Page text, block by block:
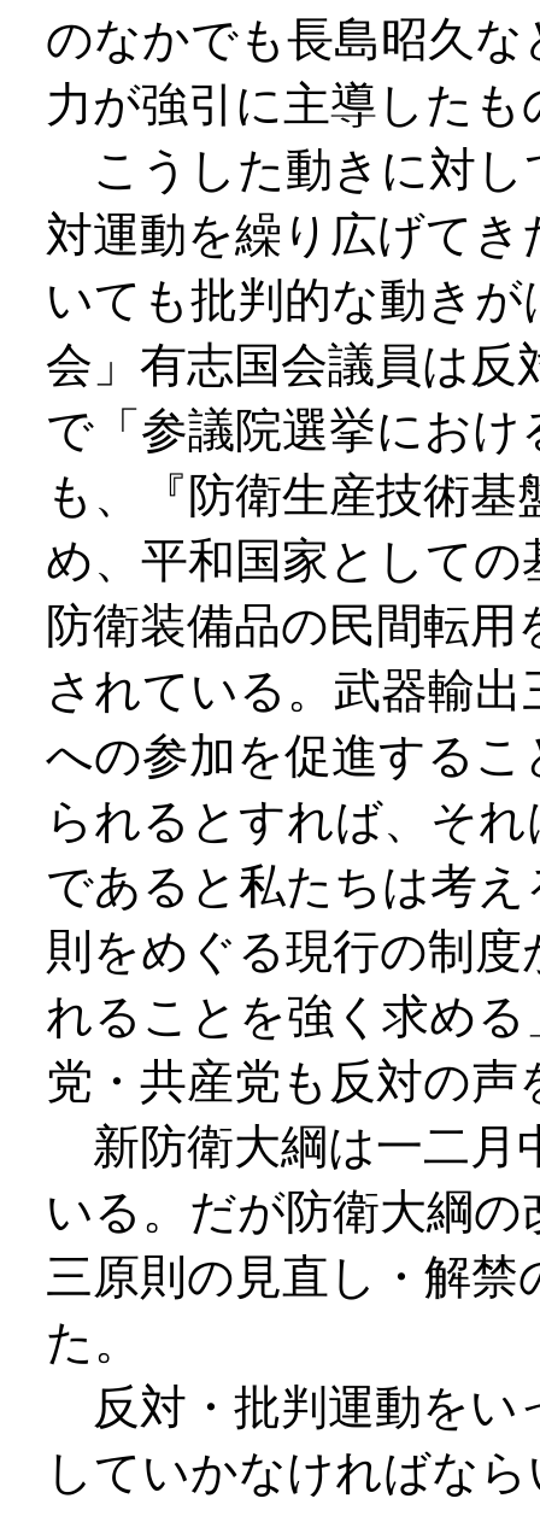
のなかでも長島昭久
力が強引に主導したも
こうした動きに対し
対運動を繰り広げて
いても批判的な動き
会」有志国会議員は
で「参議院選挙にお
も、『防衛生産技術
め、平和国家として
防衛装備品の民間転
されている。武器輸
への参加を促進する
られるとすれば、そ
であると私たちは考
則をめぐる現行の制
れることを強く求め
党・共産党も反対の声
新防衛大綱は一二月
いる。だが防衛大綱
三原則の見直し・解
た。
反対・批判運動をい
していかなければなら